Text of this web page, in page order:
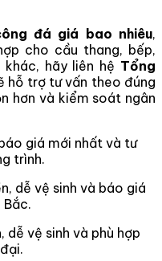
đá giá bao nhiêu,
cho cầu thang, bếp,
hãy liên hệ Tổng
hỗ trợ tư vấn theo đúng
hơn và kiểm soát ngân
giá mới nhất và tư
trình.
dễ vệ sinh và báo giá
dễ vệ sinh và phù hợp